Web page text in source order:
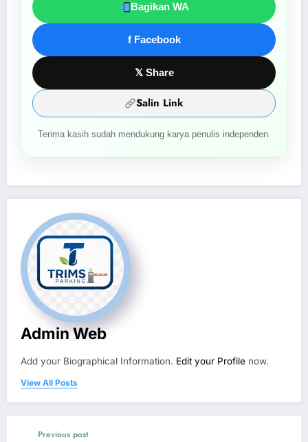
Bagikan WA
f Facebook
𝕏 Share
Salin Link
Terima kasih sudah mendukung karya penulis independen.
Admin Web
Add your Biographical Information. Edit your Profile now.
View All Posts
Previous post